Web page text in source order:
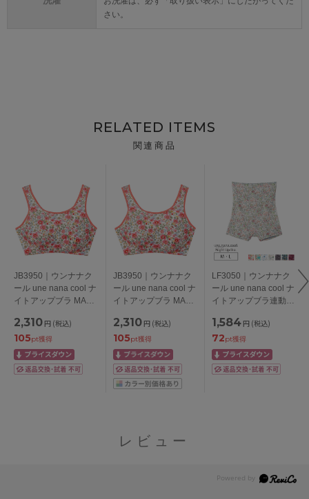
さい。
RELATED ITEMS
関連商品
JB3950｜ウンナナク
ール une nana cool ナ
イトアップブラ MADE
FABRIC ノンワイヤー
ブラ M/L/LL
2,310 円 (税込)
105pt獲得
JB3950｜ウンナナク
ール une nana cool ナ
イトアップブラ MADE
FABRIC ノンワイヤー
ブラ M/L/LL
2,310 円 (税込)
105pt獲得
LF3050｜ウンナナク
ール une nana cool ナ
イトアップブラ連動
FABRIC ハラマキ付き
ショーツ ボーイレン
グスショーツ M/L
1,584 円 (税込)
72pt獲得
レビュー